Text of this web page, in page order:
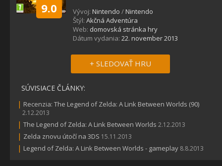
9.0 Vývoj: Nintendo /Nintendo
Štýl: Akčná Adventúra
Web: domovská stránka hry
Dátum vydania: 22. november 2013
+ SLEDOVAŤ HRU
SÚVISIACE ČLÁNKY:
| Recenzia: The Legend of Zelda: A Link Between Worlds (90)
2.12.2013
| The Legend of Zelda: A Link Between Worlds 2.12.2013
| Zelda znovu útočí na 3DS 15.11.2013
| Legend of Zelda: A Link Between Worlds - gameplay 8.8.2013